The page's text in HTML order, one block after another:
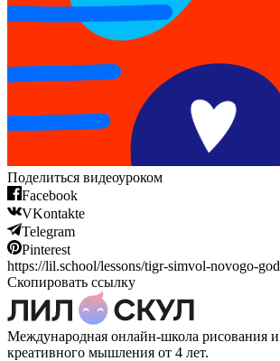
Поделиться видеоуроком
Facebook
VKontakte
Telegram
Pinterest
https://lil.school/lessons/tigr-simvol-novogo-
Скопировать ссылку
Международная онлайн-школа рисования и
креативного мышления от 4 лет.